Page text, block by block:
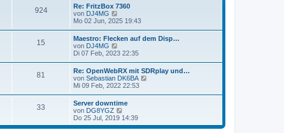
e
t
r
B
i
t
r
a
g
924
Re: FritzBox 7360
von DJ4MG
e
e
s
t
e
r
B
e
i
t
r
a
g
Mo 02 Jun, 2025 19:43
15
Maestro: Flecken auf dem Disp…
von DJ4MG
e
e
s
t
e
r
B
e
i
t
Di 07 Feb, 2023 22:35
81
Re: OpenWebRX mit SDRplay und…
von Sebastian DK6BA
r
Mi 09 Feb, 2022 22:53
33
Server downtime
von DG8YGZ
e
u
Do 25 Jul, 2019 14:39